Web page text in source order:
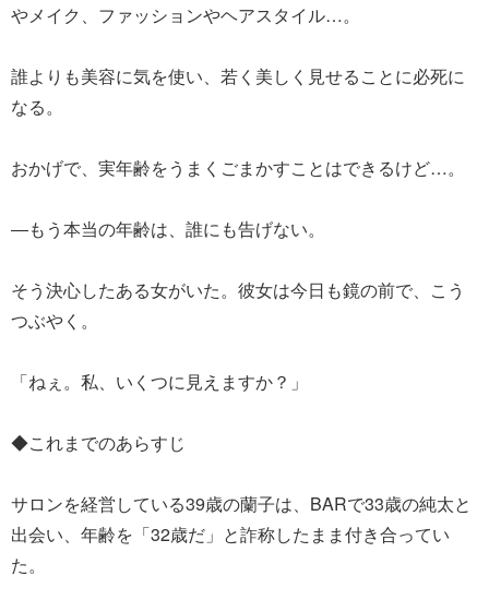
やメイク、ファッションやヘアスタイル…。
誰よりも美容に気を使い、若く美しく見せることに必死に
なる。
おかげで、実年齢をうまくごまかすことはできるけど…。
―もう本当の年齢は、誰にも告げない。
そう決心したある女がいた。彼女は今日も鏡の前で、こう
つぶやく。
「ねぇ。私、いくつに見えますか？」
◆これまでのあらすじ
サロンを経営している39歳の蘭子は、BARで33歳の純太と
出会い、年齢を「32歳だ」と詐称したまま付き合ってい
た。